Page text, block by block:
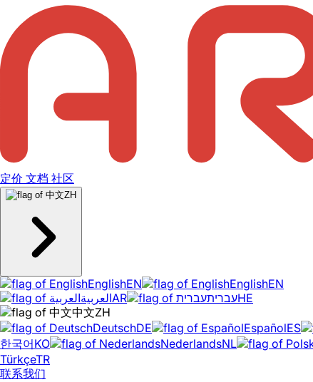
定价 文档 社区
ZH
EnglishEN EnglishEN
العربيةAR עבריתHE
中文ZH
DeutschDE EspañolES
한국어KO NederlandsNL
TürkçeTR
联系我们